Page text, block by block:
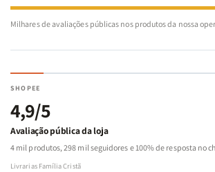
Milhares de avaliações públicas nos produtos da nossa
SHOPEE
4,9/5
Avaliação pública da loja
4 mil produtos, 298 mil seguidores e 100% de resposta no
Livrarias Família Cristã